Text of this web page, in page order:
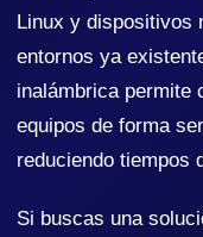
Linux y dispositivos
entornos ya
inalámbrica permite
equipos de forma
reduciendo tiempos
Si buscas una